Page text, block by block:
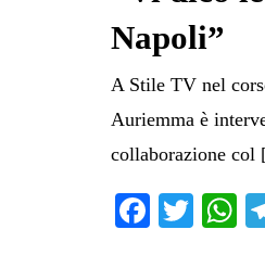
Napoli”
A Stile TV nel
Auriemma è
collaborazione
Fa T